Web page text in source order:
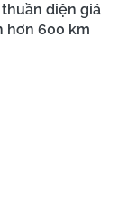
điện giá
hơn 600 km